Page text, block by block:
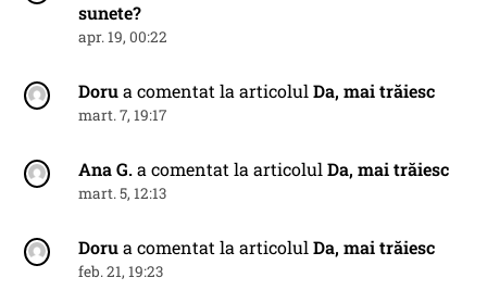
sunete?
apr. 19, 00:22
Dorua comentat la articolulDa, mai trăiesc
mart. 7, 19:17
Ana G.a comentat la articolulDa, mai trăiesc
mart. 5, 12:13
Dorua comentat la articolulDa, mai trăiesc
feb. 21, 19:23